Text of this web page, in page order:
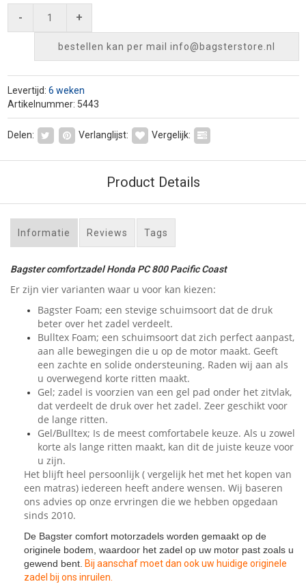
- +
bestellen kan per mail info@bagsterstore.nl
Levertijd: 6 weken
Artikelnummer: 5443
Delen: Verlanglijst: Vergelijk:
Product Details
Informatie Reviews Tags
Bagster comfortzadel Honda PC 800 Pacific Coast
Er zijn vier varianten waar u voor kan kiezen:
Bagster Foam; een stevige schuimsoort dat de druk
beter over het zadel verdeelt.
Bulltex Foam; een schuimsoort dat zich perfect aanpast,
aan alle bewegingen die u op de motor maakt. Geeft
een zachte en solide ondersteuning. Raden wij aan als
u overwegend korte ritten maakt.
Gel; zadel is voorzien van een gel pad onder het zitvlak,
dat verdeelt de druk over het zadel. Zeer geschikt voor
de lange ritten.
Gel/Bulltex; Is de meest comfortabele keuze. Als u zowel
korte als lange ritten maakt, kan dit de juiste keuze voor
u zijn.
Het blijft heel persoonlijk ( vergelijk het met het kopen van
een matras) iedereen heeft andere wensen. Wij baseren
ons advies op onze ervringen die we hebben opgedaan
sinds 2010.
De Bagster comfort motorzadels worden gemaakt op de
originele bodem, waardoor het zadel op uw motor past zoals u
gewend bent. Bij aanschaf moet dan ook uw huidige originele
zadel bij ons inruilen.